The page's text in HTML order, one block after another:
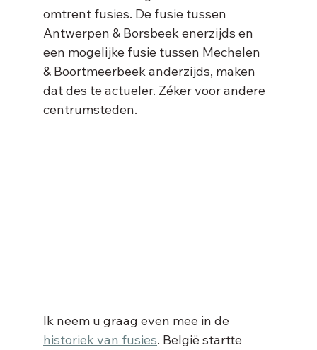
zijn minst het bekijken
waard
omtrent fusies. De fusie tussen
Antwerpen & Borsbeek enerzijds en
een mogelijke fusie tussen Mechelen
& Boortmeerbeek anderzijds, maken
dat des te actueler. Zéker voor andere
centrumsteden.
Ik neem u graag even mee in de
historiek van fusies. België startte